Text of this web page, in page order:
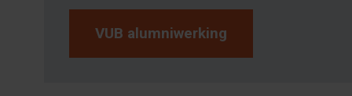
VUB alumniwerking